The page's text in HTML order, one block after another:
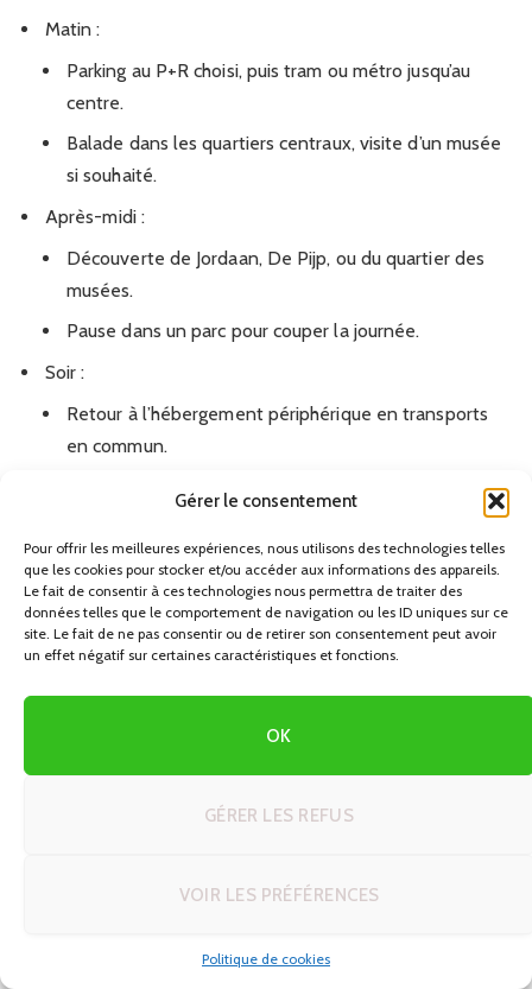
Gérer le consentement
Pour offrir les meilleures expériences, nous utilisons des technologies telles
que les cookies pour stocker et/ou accéder aux informations des appareils.
Le fait de consentir à ces technologies nous permettra de traiter des
données telles que le comportement de navigation ou les ID uniques sur ce
site. Le fait de ne pas consentir ou de retirer son consentement peut avoir
un effet négatif sur certaines caractéristiques et fonctions.
OK
GÉRER LES REFUS
VOIR LES PRÉFÉRENCES
Politique de cookies
Matin :
Parking au P+R choisi, puis tram ou métro jusqu’au
centre.
Balade dans les quartiers centraux, visite d’un musée
si souhaité.
Après-midi :
Découverte de Jordaan, De Pijp, ou du quartier des
musées.
Pause dans un parc pour couper la journée.
Soir :
Retour à l’hébergement périphérique en transports
en commun.
Jour 3 – Reprise de l’itinéraire
Matin :
Départ en voiture vers la prochaine étape : villages
de pêcheurs, Zaanse Schans, littoral, ou autre
En adaptant ces trames à ton rythme, à tes envies et à
ton budget, tu peux transformer un simple week-end à
Amsterdam en une expérience sur mesure, parfaitement
musées, des parcs ou des auto-tours plus larges à travers